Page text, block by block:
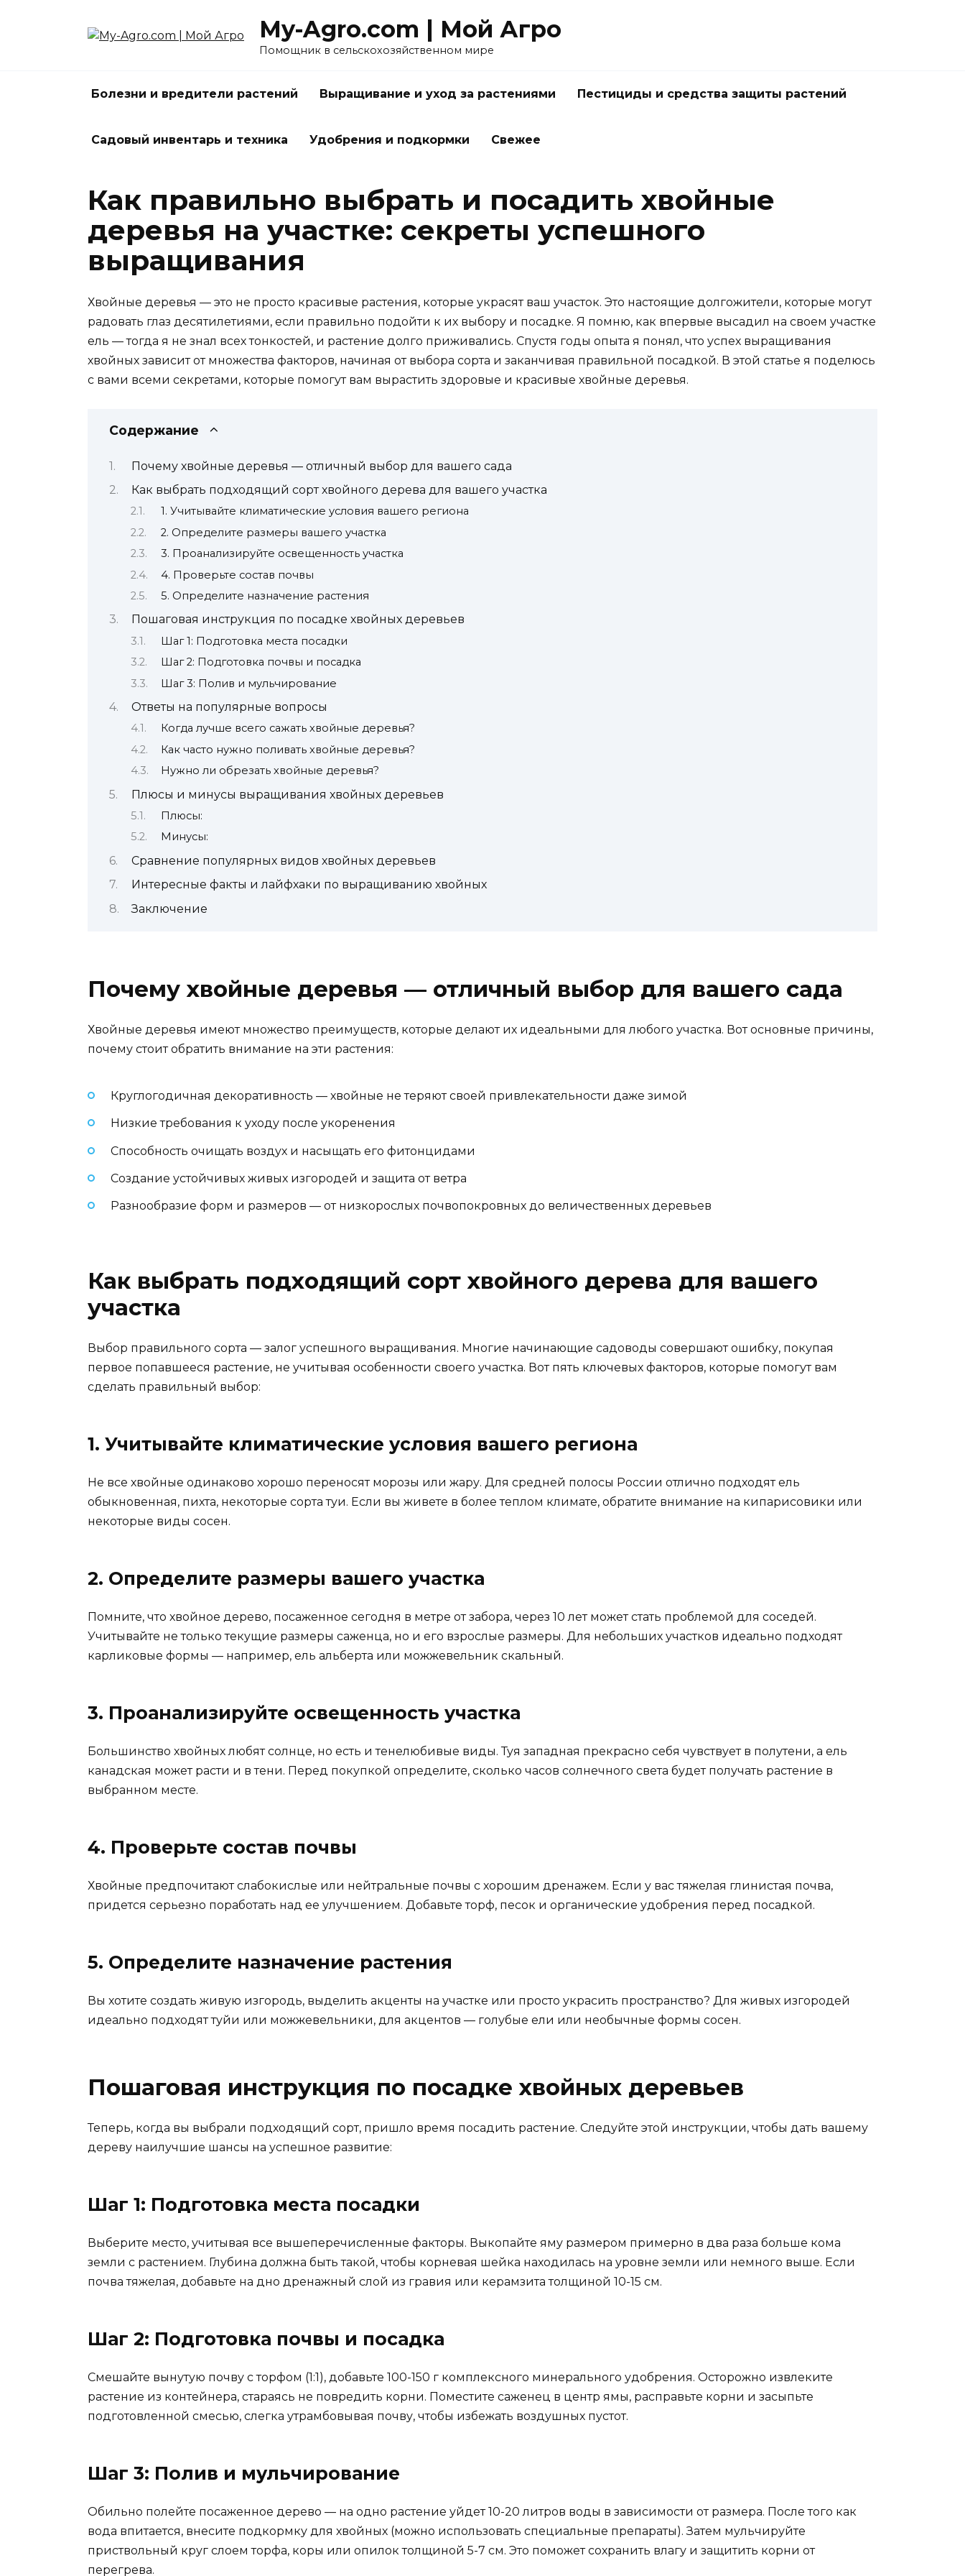
My-Agro.com | Мой Агро
Помощник в сельскохозяйственном мире
Болезни и вредители растений Выращивание и уход за растениями Пестициды и средства защиты растений
Садовый инвентарь и техника Удобрения и подкормки Свежее
Как правильно выбрать и посадить хвойные
деревья на участке: секреты успешного
выращивания
Хвойные деревья — это не просто красивые растения, которые украсят ваш участок. Это настоящие долгожители, которые могут
радовать глаз десятилетиями, если правильно подойти к их выбору и посадке. Я помню, как впервые высадил на своем участке
ель — тогда я не знал всех тонкостей, и растение долго приживались. Спустя годы опыта я понял, что успех выращивания
хвойных зависит от множества факторов, начиная от выбора сорта и заканчивая правильной посадкой. В этой статье я поделюсь
с вами всеми секретами, которые помогут вам вырастить здоровые и красивые хвойные деревья.
Содержание
Почему хвойные деревья — отличный выбор для вашего сада
Как выбрать подходящий сорт хвойного дерева для вашего участка
1. Учитывайте климатические условия вашего региона
2. Определите размеры вашего участка
3. Проанализируйте освещенность участка
4. Проверьте состав почвы
5. Определите назначение растения
Пошаговая инструкция по посадке хвойных деревьев
Шаг 1: Подготовка места посадки
Шаг 2: Подготовка почвы и посадка
Шаг 3: Полив и мульчирование
Ответы на популярные вопросы
Когда лучше всего сажать хвойные деревья?
Как часто нужно поливать хвойные деревья?
Нужно ли обрезать хвойные деревья?
Плюсы и минусы выращивания хвойных деревьев
Плюсы:
Минусы:
Сравнение популярных видов хвойных деревьев
Интересные факты и лайфхаки по выращиванию хвойных
Заключение
Почему хвойные деревья — отличный выбор для вашего сада
Хвойные деревья имеют множество преимуществ, которые делают их идеальными для любого участка. Вот основные причины,
почему стоит обратить внимание на эти растения:
Круглогодичная декоративность — хвойные не теряют своей привлекательности даже зимой
Низкие требования к уходу после укоренения
Способность очищать воздух и насыщать его фитонцидами
Создание устойчивых живых изгородей и защита от ветра
Разнообразие форм и размеров — от низкорослых почвопокровных до величественных деревьев
Как выбрать подходящий сорт хвойного дерева для вашего
участка
Выбор правильного сорта — залог успешного выращивания. Многие начинающие садоводы совершают ошибку, покупая
первое попавшееся растение, не учитывая особенности своего участка. Вот пять ключевых факторов, которые помогут вам
сделать правильный выбор:
1. Учитывайте климатические условия вашего региона
Не все хвойные одинаково хорошо переносят морозы или жару. Для средней полосы России отлично подходят ель
обыкновенная, пихта, некоторые сорта туи. Если вы живете в более теплом климате, обратите внимание на кипарисовики или
некоторые виды сосен.
2. Определите размеры вашего участка
Помните, что хвойное дерево, посаженное сегодня в метре от забора, через 10 лет может стать проблемой для соседей.
Учитывайте не только текущие размеры саженца, но и его взрослые размеры. Для небольших участков идеально подходят
карликовые формы — например, ель альберта или можжевельник скальный.
3. Проанализируйте освещенность участка
Большинство хвойных любят солнце, но есть и тенелюбивые виды. Туя западная прекрасно себя чувствует в полутени, а ель
канадская может расти и в тени. Перед покупкой определите, сколько часов солнечного света будет получать растение в
выбранном месте.
4. Проверьте состав почвы
Хвойные предпочитают слабокислые или нейтральные почвы с хорошим дренажем. Если у вас тяжелая глинистая почва,
придется серьезно поработать над ее улучшением. Добавьте торф, песок и органические удобрения перед посадкой.
5. Определите назначение растения
Вы хотите создать живую изгородь, выделить акценты на участке или просто украсить пространство? Для живых изгородей
идеально подходят туйи или можжевельники, для акцентов — голубые ели или необычные формы сосен.
Пошаговая инструкция по посадке хвойных деревьев
Теперь, когда вы выбрали подходящий сорт, пришло время посадить растение. Следуйте этой инструкции, чтобы дать вашему
дереву наилучшие шансы на успешное развитие:
Шаг 1: Подготовка места посадки
Выберите место, учитывая все вышеперечисленные факторы. Выкопайте яму размером примерно в два раза больше кома
земли с растением. Глубина должна быть такой, чтобы корневая шейка находилась на уровне земли или немного выше. Если
почва тяжелая, добавьте на дно дренажный слой из гравия или керамзита толщиной 10-15 см.
Шаг 2: Подготовка почвы и посадка
Смешайте вынутую почву с торфом (1:1), добавьте 100-150 г комплексного минерального удобрения. Осторожно извлеките
растение из контейнера, стараясь не повредить корни. Поместите саженец в центр ямы, расправьте корни и засыпьте
подготовленной смесью, слегка утрамбовывая почву, чтобы избежать воздушных пустот.
Шаг 3: Полив и мульчирование
Обильно полейте посаженное дерево — на одно растение уйдет 10-20 литров воды в зависимости от размера. После того как
вода впитается, внесите подкормку для хвойных (можно использовать специальные препараты). Затем мульчируйте
приствольный круг слоем торфа, коры или опилок толщиной 5-7 см. Это поможет сохранить влагу и защитить корни от
перегрева.